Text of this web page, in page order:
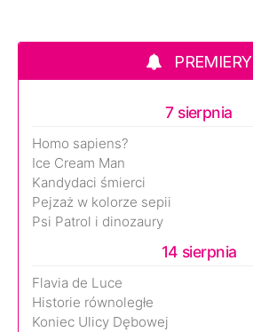
PREMIERY
7 sierpnia
Homo sapiens?
Ice Cream Man
Kandydaci śmierci
Pejzaż w kolorze sepii
Psi Patrol i dinozaury
14 sierpnia
Flavia de Luce
Historie równoległe
Koniec Ulicy Dębowej